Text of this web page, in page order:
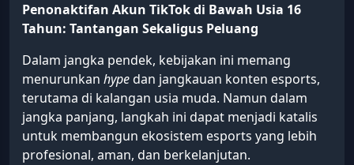
Penonaktifan Akun TikTok di Bawah Usia 16
Tahun: Tantangan Sekaligus Peluang
Dalam jangka pendek, kebijakan ini memang
menurunkan hypedan jangkauan konten esports,
terutama di kalangan usia muda. Namun dalam
jangka panjang, langkah ini dapat menjadi katalis
untuk membangun ekosistem esports yang lebih
profesional, aman, dan berkelanjutan.